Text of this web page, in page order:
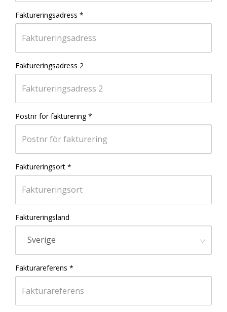
Faktureringsadress *
Faktureringsadress 2
Postnr för fakturering*
Faktureringsort *
Faktureringsland
Sverige
Fakturareferens *